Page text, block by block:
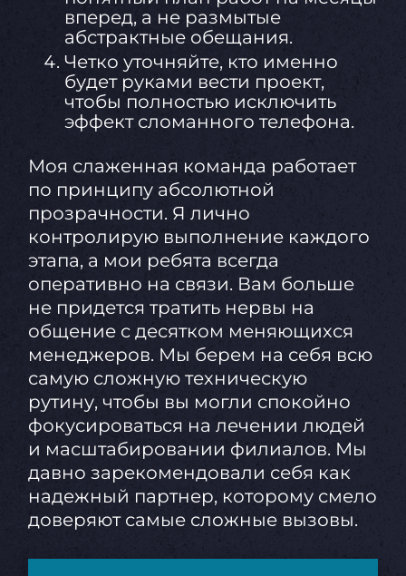
вперед, а не размытые
абстрактные обещания.
Четко уточняйте, кто именно
будет руками вести проект,
чтобы полностью исключить
эффект сломанного телефона.
Моя слаженная команда работает
по принципу абсолютной
прозрачности. Я лично
контролирую выполнение каждого
этапа, а мои ребята всегда
оперативно на связи. Вам больше
не придется тратить нервы на
общение с десятком меняющихся
менеджеров. Мы берем на себя всю
самую сложную техническую
рутину, чтобы вы могли спокойно
фокусироваться на лечении людей
и масштабировании филиалов. Мы
давно зарекомендовали себя как
надежный партнер, которому смело
доверяют самые сложные вызовы.